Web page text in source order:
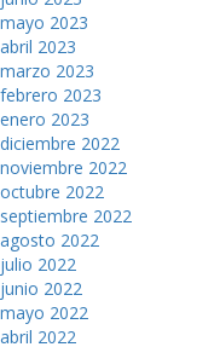
mayo 2023
abril 2023
marzo 2023
febrero 2023
enero 2023
diciembre 2022
noviembre 2022
octubre 2022
septiembre 2022
agosto 2022
julio 2022
junio 2022
mayo 2022
abril 2022